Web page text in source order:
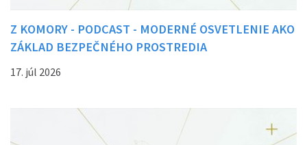
Z KOMORY - PODCAST - MODERNÉ OSVETLENIE AKO
ZÁKLAD BEZPEČNÉHO PROSTREDIA
17. júl 2026